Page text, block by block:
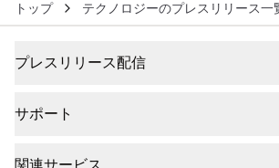
トップ テクノロジーのプレスリリース一
プレスリリース配信
サポート